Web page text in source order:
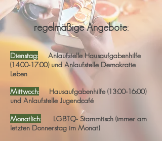
regelmäßige Angebote:
Dienstag:Anlaufstelle Hausaufgabenhilfe
(14:00-17:00) und Anlaufstelle Demokratie
Leben
Mittwoch:Hausaufgabenhilfe (13:00-16:00)
und Anlaufstelle Jugendcafé
Monatlich:LGBTQ- Stammtisch (immer am
letzten Donnerstag im Monat)